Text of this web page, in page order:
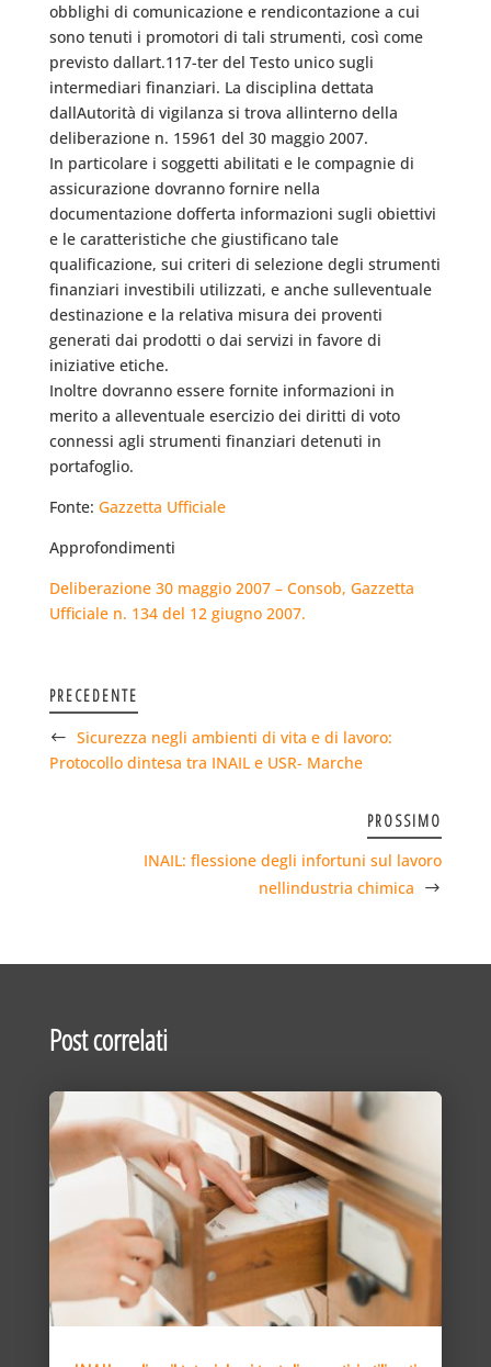
obblighi di comunicazione e rendicontazione a cui
sono tenuti i promotori di tali strumenti, così come
previsto dallart.117-ter del Testo unico sugli
intermediari finanziari. La disciplina dettata
dallAutorità di vigilanza si trova allinterno della
deliberazione n. 15961 del 30 maggio 2007.
In particolare i soggetti abilitati e le compagnie di
assicurazione dovranno fornire nella
documentazione dofferta informazioni sugli obiettivi
e le caratteristiche che giustificano tale
qualificazione, sui criteri di selezione degli strumenti
finanziari investibili utilizzati, e anche sulleventuale
destinazione e la relativa misura dei proventi
generati dai prodotti o dai servizi in favore di
iniziative etiche.
Inoltre dovranno essere fornite informazioni in
merito a alleventuale esercizio dei diritti di voto
connessi agli strumenti finanziari detenuti in
portafoglio.
Fonte: Gazzetta Ufficiale
Approfondimenti
Deliberazione 30 maggio 2007 – Consob, Gazzetta
Ufficiale n. 134 del 12 giugno 2007.
PRECEDENTE
Sicurezza negli ambienti di vita e di lavoro:
Protocollo dintesa tra INAIL e USR- Marche
PROSSIMO
INAIL: flessione degli infortuni sul lavoro
nellindustria chimica
Post correlati